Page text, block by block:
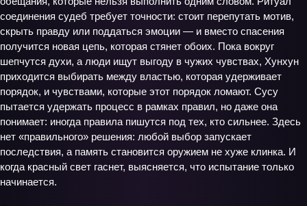
соединения судеб требует точности: стоит перепутать мотив,
скрыть правду или поддаться эмоции — и вместо спасения
получится новая цепь, которая стянет обоих. Пока вокруг
шепчутся духи, а люди ищут выгоду в чужих чувствах, Хунхун
приходится выбирать между властью, которая удерживает
порядок, и чувствами, которые этот порядок ломают. Сусу
пытается удержать процесс в рамках правил, но даже она
понимает: иногда правила пишутся под тех, кто сильнее. Здесь
нет «правильного» решения: любой выбор запускает
последствия, а память становится оружием не хуже клинка. И
когда красный свет гаснет, выясняется, что испытание только
начинается.